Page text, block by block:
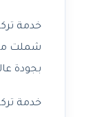
خدمة
شملت
بجودة
خدمة